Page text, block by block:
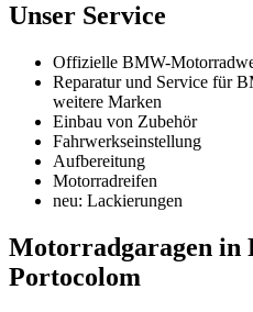
Unser Service
Offizielle BMW-
Reparatur und Service für
weitere Marken
Einbau von Zubehör
Fahrwerkseinstellung
Aufbereitung
Motorradreifen
neu: Lackierungen
Motorradgaragen in
Portocolom